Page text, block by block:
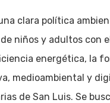
clara política
niños y adultos con
energética, la
medioambiental y
de San Luis. Se